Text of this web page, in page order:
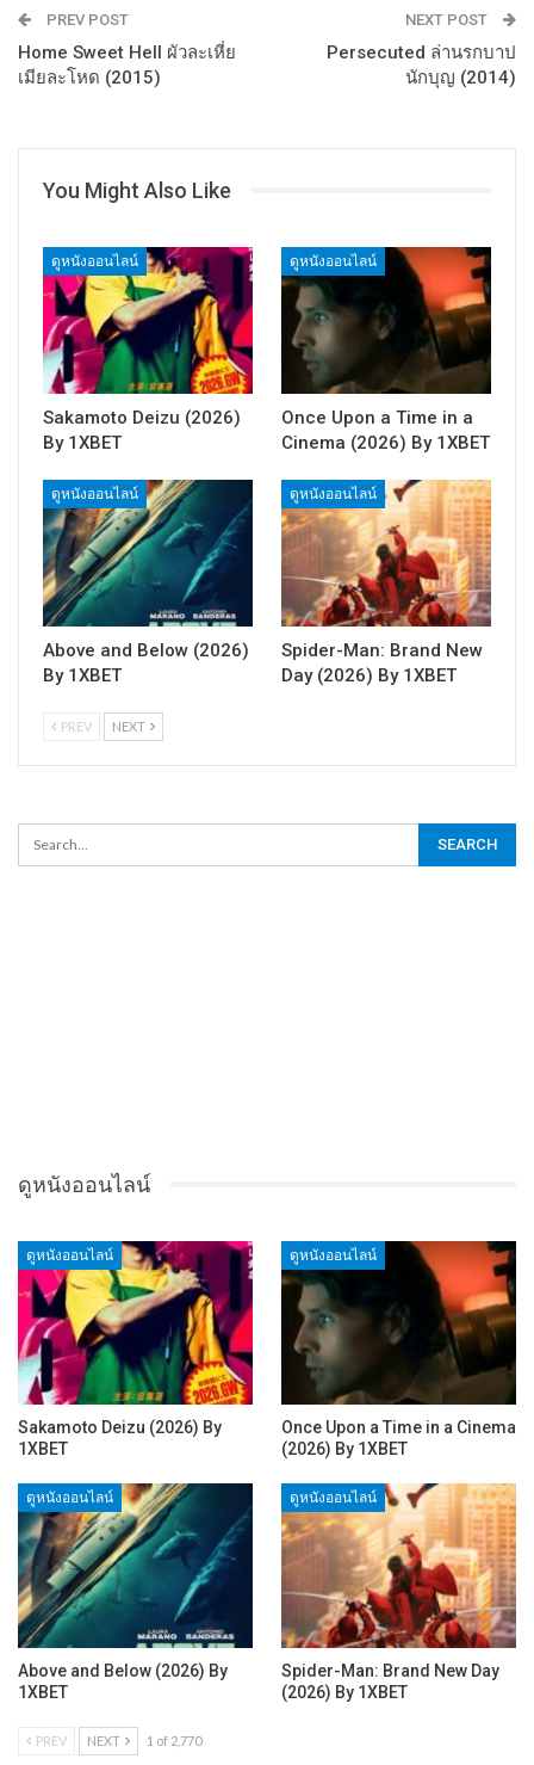
PREV POST
Home Sweet Hell ผัวละเหี่ย
เมียละโหด (2015)
NEXT POST
Persecuted ล่านรกบาป
นักบุญ (2014)
You Might Also Like
ดูหนังออนไลน์
Sakamoto Deizu (2026)
By 1XBET
ดูหนังออนไลน์
Once Upon a Time in a
Cinema (2026) By 1XBET
ดูหนังออนไลน์
Above and Below (2026)
By 1XBET
ดูหนังออนไลน์
Spider-Man: Brand New
Day (2026) By 1XBET
PREV NEXT
ดูหนังออนไลน์
ดูหนังออนไลน์
Sakamoto Deizu (2026) By
1XBET
ดูหนังออนไลน์
Once Upon a Time in a Cinema
(2026) By 1XBET
ดูหนังออนไลน์
Above and Below (2026) By
1XBET
ดูหนังออนไลน์
Spider-Man: Brand New Day
(2026) By 1XBET
PREV NEXT 1 of 2,770